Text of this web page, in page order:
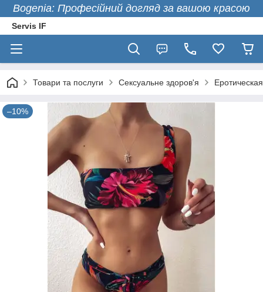
Bogenia: Професійний догляд за вашою красою
Servis IF
Товари та послуги Сексуальне здоров'я
–10%